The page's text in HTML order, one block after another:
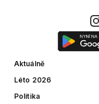
Aktuálně
Léto 2026
Politika